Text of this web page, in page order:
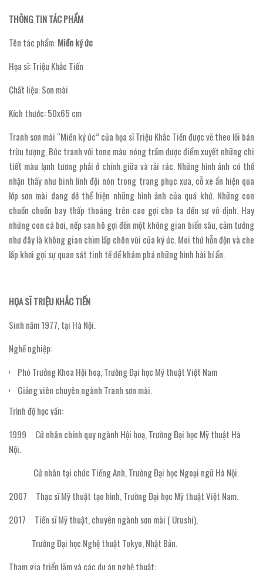
THÔNG TIN TÁC PHẨM
Tên tác phẩm:Miền ký ức
Họa sĩ: Triệu Khắc Tiến
Chất liệu: Sơn mài
Kích thước: 50x65 cm
Tranh sơn mài “Miền ký ức” của họa sĩ Triệu Khắc Tiến được vẽ theo lối bán
trừu tượng. Bức tranh với tone màu nóng trầm được điểm xuyết những chi
tiết màu lạnh tương phải ở chính giữa và rải rác. Những hình ảnh có thể
nhận thấy như binh lính đội nón trong trang phục xưa, cỗ xe ẩn hiện qua
lớp sơn mài dang dở thể hiện những hình ảnh của quá khứ. Những con
chuồn chuồn bay thấp thoáng trên cao gợi cho ta đến sự vô định. Hay
những con cá bơi, nếp san hô gợi đến một không gian biển sâu, cảm tưởng
như đây là không gian chìm lấp chôn vùi của ký ức. Moi thứ hỗn độn và che
lấp khơi gợi sự quan sát tinh tế để khám phá những hình hài bí ẩn.
HỌA SĨ TRIỆU KHẮC TIẾN
Sinh năm 1977, tại Hà Nội.
Nghề nghiệp:
Phó Trưởng Khoa Hội hoạ, Trường Đại học Mỹ thuật Việt Nam
Giảng viên chuyên ngành Tranh sơn mài.
Trình độ học vấn:
1999 Cử nhân chính quy ngành Hội hoạ, Trường Đại học Mỹ thuật Hà
Nội.
Cử nhân tại chức Tiếng Anh, Trường Đại học Ngoại ngữ Hà Nội.
2007 Thạc sĩ Mỹ thuật tạo hình, Trường Đại học Mỹ thuật Việt Nam.
2017 Tiến sĩ Mỹ thuật, chuyên ngành sơn mài ( Urushi),
Trường Đại học Nghệ thuật Tokyo, Nhật Bản.
Tham gia triển lãm và các dự án nghệ thuật: